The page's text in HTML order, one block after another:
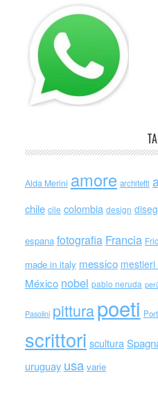
Alda Merini amore architetti
chile cile colombia design
espana fotografia Francia
made in italy messico
México nobel pablo neruda
Pasolini pitturapoeti
scrittori scultura
uruguay usa varie